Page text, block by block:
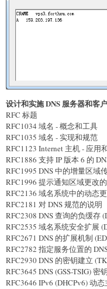
设计和实施 DNS 服务器和客
RFC 标题
RFC1034 域名 - 概念和工具
RFC1035 域名 - 实现和规范
RFC1123 Internet 主机 - 应用
RFC1886 支持 IP 版本 6 的
RFC1995 DNS 中的增量区域
RFC1996 提示通知区域更改
RFC2136 域名系统中的动态
RFC2181 对 DNS 规范的说明
RFC2308 DNS 查询的负缓存
RFC2535 域名系统安全扩展
RFC2671 DNS 的扩展机制
RFC2782 指定服务位置的
RFC2930 DNS 的密钥建立
RFC3645 DNS (GSS-TSIG)
RFC3646 IPv6 (DHCPv6) 动